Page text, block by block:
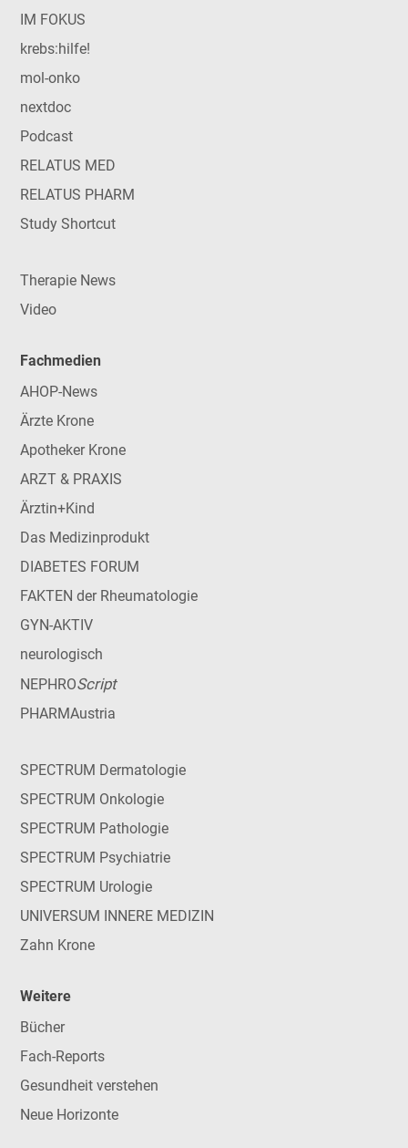
IM FOKUS
krebs:hilfe!
mol-onko
nextdoc
Podcast
RELATUS MED
RELATUS PHARM
Study Shortcut
Therapie News
Video
Fachmedien
AHOP-News
Ärzte Krone
Apotheker Krone
ARZT & PRAXIS
Ärztin+Kind
Das Medizinprodukt
DIABETES FORUM
FAKTEN der Rheumatologie
GYN-AKTIV
neurologisch
NEPHROScript
PHARMAustria
SPECTRUM Dermatologie
SPECTRUM Onkologie
SPECTRUM Pathologie
SPECTRUM Psychiatrie
SPECTRUM Urologie
UNIVERSUM INNERE MEDIZIN
Zahn Krone
Weitere
Bücher
Fach-Reports
Gesundheit verstehen
Neue Horizonte